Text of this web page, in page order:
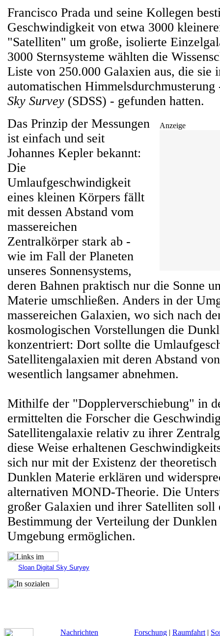
Francisco Prada und seine Kollegen
Geschwindigkeit von etwa 3000
"Satelliten" um große, isolierte
3000 Sternsysteme wählten die
Liste von 250.000 Galaxien aus, die sie
automatischen
Sky Survey (SDSS) - gefunden hatten.
Anzeige
Das Prinzip der Messungen
ist einfach und seit
Johannes Kepler bekannt:
Die
Umlaufgeschwindigkeit
eines kleinen Körpers fällt
mit dessen Abstand vom
massereichen
Zentralkörper stark ab -
wie im Fall der Planeten
unseres Sonnensystems,
deren Bahnen praktisch nur die Sonne
Materie umschließen. Anders in der
massereichen Galaxien, wo sich nach
kosmologischen Vorstellungen die
konzentriert: Dort sollte die
Satellitengalaxien mit deren Abstand
wesentlich langsamer abnehmen.
Mithilfe der "Dopplerverschiebung" in
ermittelten die Forscher die
Satellitengalaxie relativ zu ihrer
diese Weise erhaltenen
sich nur mit der Existenz der
Dunklen Materie erklären und
alternativen MOND-Theorie. Die
großer Galaxien und ihrer Satelliten soll
Bestimmung der Verteilung der
Umgebung ermöglichen.
Sloan Digital Sky Suryey
Nachrichten Forschung | Raumfahrt |